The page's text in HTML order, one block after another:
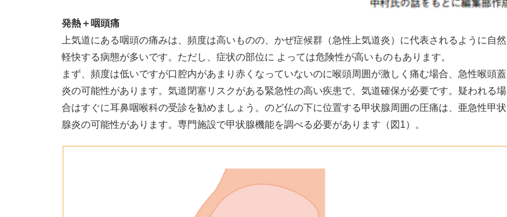
発熱＋咽頭痛
上気道にある咽頭の痛みは、頻度は高いものの、かぜ症候群（急性上気道炎）に代表されるように自然
軽快する病態が多いです。ただし、症状の部位に よっては危険性が高いものもあります。
まず、頻度は低いですが口腔内があまり赤くなっていないのに喉頭周囲が激しく痛む場合、急性喉頭蓋
炎の可能性があります。気道閉塞リスクがある緊急性の高い疾患で、気道確保が必要です。疑われる場
合はすぐに耳鼻咽喉科の受診を勧めましょう。のど仏の下に位置する甲状腺周囲の圧痛は、亜急性甲状
腺炎の可能性があります。専門施設で甲状腺機能を調べる必要があります（図1）。